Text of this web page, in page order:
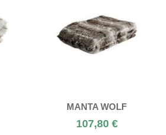
MANTA WOLF
107,80 €